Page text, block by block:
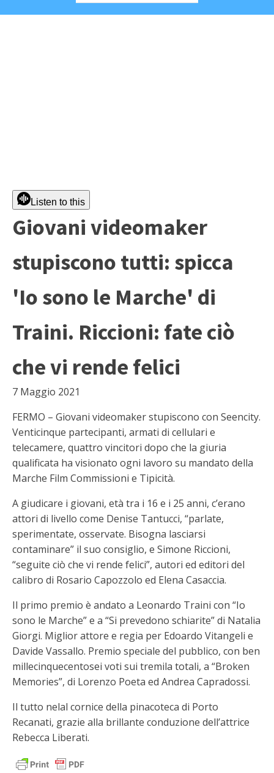
Listen to this
Giovani videomaker
stupiscono tutti: spicca
'Io sono le Marche' di
Traini. Riccioni: fate ciò
che vi rende felici
7 Maggio 2021
FERMO – Giovani videomaker stupiscono con Seencity.
Venticinque partecipanti, armati di cellulari e
telecamere, quattro vincitori dopo che la giuria
qualificata ha visionato ogni lavoro su mandato della
Marche Film Commissioni e Tipicità.
A giudicare i giovani, età tra i 16 e i 25 anni, c’erano
attori di livello come Denise Tantucci, “parlate,
sperimentate, osservate. Bisogna lasciarsi
contaminare” il suo consiglio, e Simone Riccioni,
“seguite ciò che vi rende felici”, autori ed editori del
calibro di Rosario Capozzolo ed Elena Casaccia.
Il primo premio è andato a Leonardo Traini con “Io
sono le Marche” e a “Si prevedono schiarite” di Natalia
Giorgi. Miglior attore e regia per Edoardo Vitangeli e
Davide Vassallo. Premio speciale del pubblico, con ben
millecinquecentosei voti sui tremila totali, a “Broken
Memories”, di Lorenzo Poeta ed Andrea Capradossi.
Il tutto nelal cornice della pinacoteca di Porto
Recanati, grazie alla brillante conduzione dell’attrice
Rebecca Liberati.